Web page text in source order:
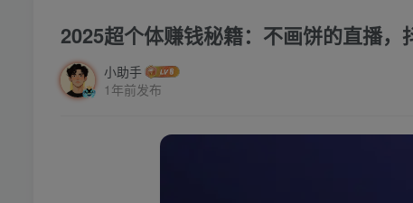
2025超个体赚钱秘籍：不画饼的直播，
小助手
1年前发布